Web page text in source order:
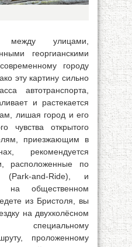
между улицами,
георгианскими
городу
эту картину сильно
автотранспорта,
и растекается
лишая город и его
чувства открытого
приезжающим в
рекомендуется
расположенные по
(Park-and-Ride), и
на общественном
из Бристоля, вы
на двухколёсном
специальному
проложенному